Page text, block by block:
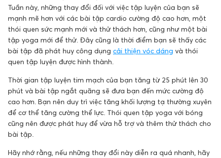
Tuần này, những thay đổi đối với việc tập luyện của bạn sẽ
mạnh mẽ hơn với các bài tập cardio cường độ cao hơn, một
thói quen sức mạnh mới và thử thách hơn, cũng như một bài
tập yoga mới để thử. Đây cũng là thời điểm bạn sẽ thấy các
bài tập đã phát huy công dụng cải thiện vóc dáng và thói
quen tập luyện được hình thành.
Thời gian tập luyện tim mạch của bạn tăng từ 25 phút lên 30
phút và bài tập ngắt quãng sẽ đưa bạn đến mức cường độ
cao hơn. Bạn nên duy trì việc tăng khối lượng tạ thường xuyên
để cơ thể tăng cường thể lực. Thói quen tập yoga với bóng
cũng nên được phát huy để vừa hỗ trợ và thêm thử thách cho
bài tập.
Hãy nhớ rằng, nếu những thay đổi này diễn ra quá nhanh, hãy